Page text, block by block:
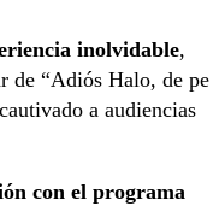
inolvidable,
de “Adiós Halo, de pe
a audiencias
con el programa